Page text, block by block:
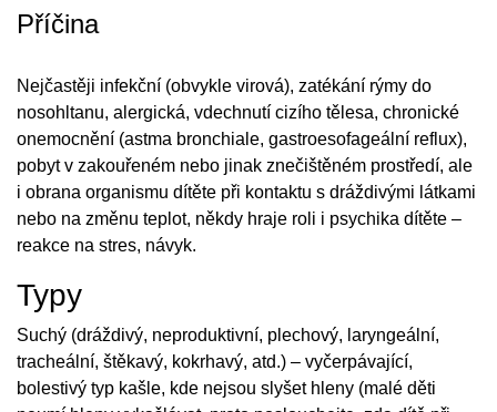
Příčina
Nejčastěji infekční (obvykle virová), zatékání rýmy do
nosohltanu, alergická, vdechnutí cizího tělesa, chronické
onemocnění (astma bronchiale, gastroesofageální reflux),
pobyt v zakouřeném nebo jinak znečištěném prostředí, ale
i obrana organismu dítěte při kontaktu s dráždivými látkami
nebo na změnu teplot, někdy hraje roli i psychika dítěte –
reakce na stres, návyk.
Typy
Suchý (dráždivý, neproduktivní, plechový, laryngeální,
tracheální, štěkavý, kokrhavý, atd.) – vyčerpávající,
bolestivý typ kašle, kde nejsou slyšet hleny (malé děti